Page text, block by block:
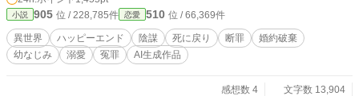
涙を隠して耐えるだけだった令嬢が、怒りを言葉にし、大切
な家族と自分自身を守り抜く。 奪われた春を取り戻し、今
度こそ心から愛される未来を選び直す、死に戻り逆転ロマン
ス。
小説 905 位 / 228,785件 恋愛 510 位 / 66,369件
異世界 ハッピーエンド 陰謀 死に戻り 断罪
婚約破棄
幼なじみ
溺愛 冤罪 AI生成作品
感想数 4
文字数 13,904